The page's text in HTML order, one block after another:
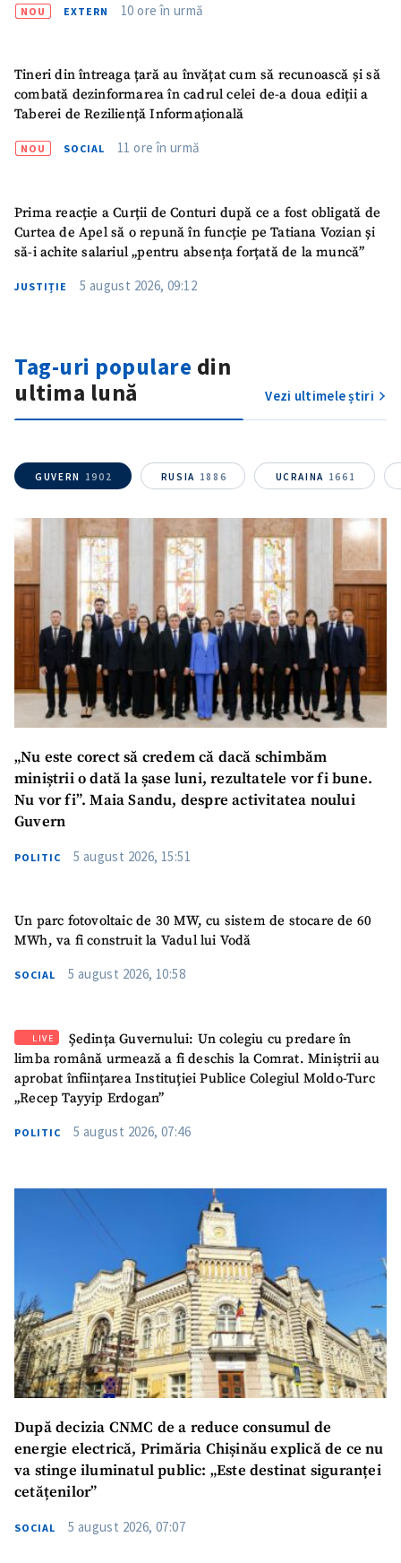
NOU EXTERN 10 ore în urmă
Tineri din întreaga țară au învățat cum să recunoască și să
combată dezinformarea în cadrul celei de-a doua ediții a
Taberei de Reziliență Informațională
NOU SOCIAL 11 ore în urmă
Prima reacție a Curții de Conturi după ce a fost obligată de
Curtea de Apel să o repună în funcție pe Tatiana Vozian și
să-i achite salariul „pentru absența forțată de la muncă”
JUSTIȚIE 5 august 2026, 09:12
Tag-uri populare din
ultima lună
Vezi ultimele știri
GUVERN 1902 RUSIA 1886 UCRAINA 1661
„Nu este corect să credem că dacă schimbăm
miniștrii o dată la șase luni, rezultatele vor fi bune.
Nu vor fi”. Maia Sandu, despre activitatea noului
Guvern
POLITIC 5 august 2026, 15:51
Un parc fotovoltaic de 30 MW, cu sistem de stocare de 60
MWh, va fi construit la Vadul lui Vodă
SOCIAL 5 august 2026, 10:58
LIVE
Ședința Guvernului: Un colegiu cu predare în
limba română urmează a fi deschis la Comrat. Miniștrii au
aprobat înființarea Instituției Publice Colegiul Moldo-Turc
„Recep Tayyip Erdogan”
POLITIC 5 august 2026, 07:46
După decizia CNMC de a reduce consumul de
energie electrică, Primăria Chișinău explică de ce nu
va stinge iluminatul public: „Este destinat siguranței
cetățenilor”
SOCIAL 5 august 2026, 07:07